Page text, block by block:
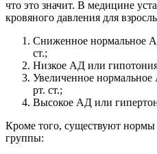
что это значит. В медицине
кровяного давления для
Сниженное нормальное
ст.;
Низкое АД или
Увеличенное
рт. ст.;
Высокое АД или
Кроме того, существуют нормы
группы: